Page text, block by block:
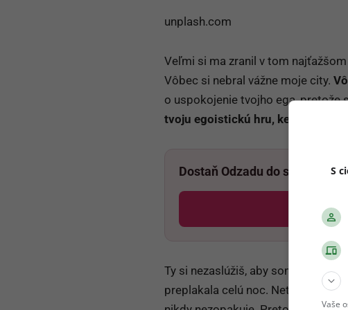
unplash.com
Veľmi si ma zranil v tom
Vôbec si nebral vážne moje city.
o uspokojenie tvojho ega, pretože
tvoju egoistickú hru, kedy išlo
Dostaň Odzadu do svojich
Ty si nezaslúžiš, aby som na teba
preplakala celú noc. Netvrdím, že
S
Vaše